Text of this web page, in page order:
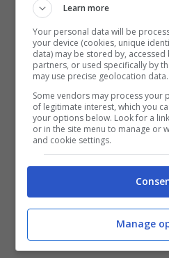
Il viaggio a Miami
Irama ha già gettato le
andando a Miami negli
ha conosciuto alcuni
Learn more
Your personal data will be
your device (cookies, unique
data) may be stored by,
partners, or used specifically by
may use precise geolocation data.
Some vendors may process your
of legitimate interest, which you
your options below. Look for a
or in the site menu to manage or
and cookie settings.
Manage